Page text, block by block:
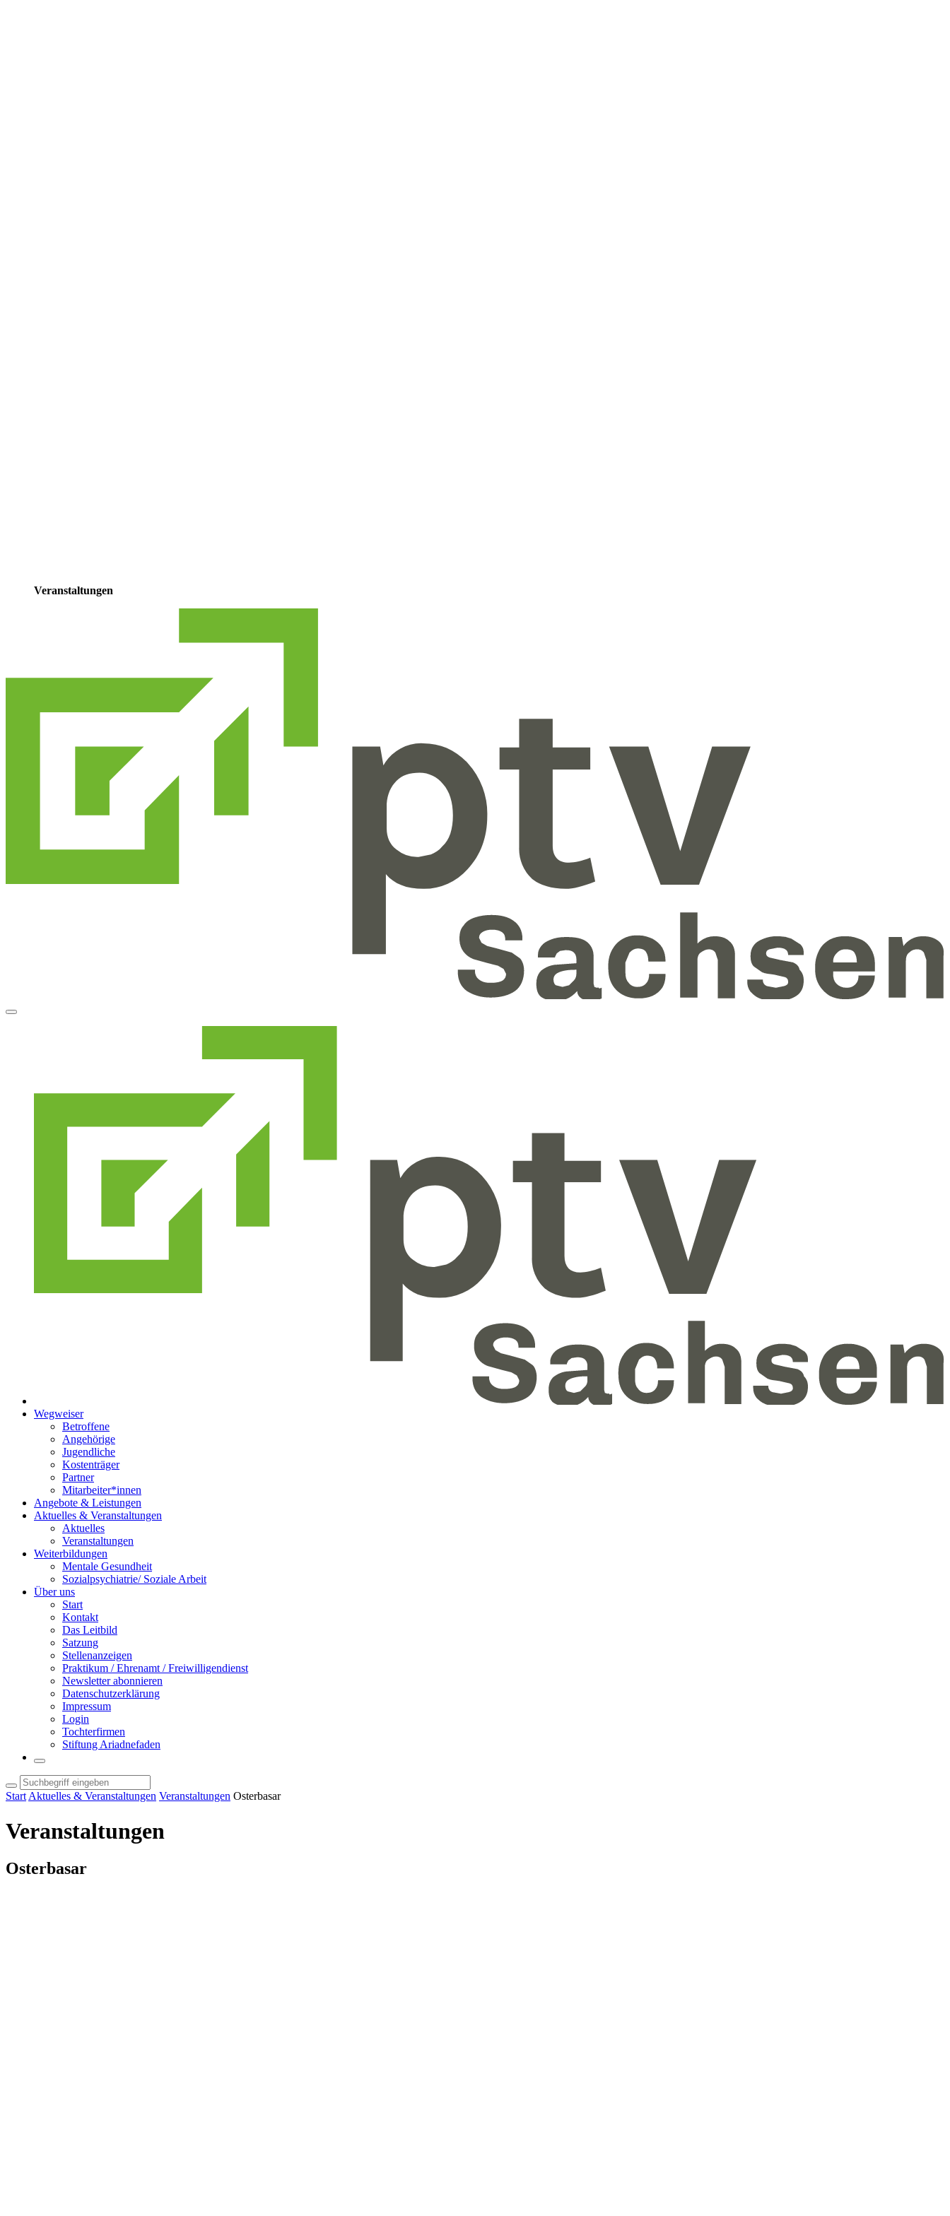
Veranstaltungen
Wegweiser
Betroffene
Angehörige
Jugendliche
Kostenträger
Partner
Mitarbeiter*innen
Angebote & Leistungen
Aktuelles & Veranstaltungen
Aktuelles
Veranstaltungen
Weiterbildungen
Mentale Gesundheit
Sozialpsychiatrie/ Soziale Arbeit
Über uns
Start
Kontakt
Das Leitbild
Satzung
Stellenanzeigen
Praktikum / Ehrenamt / Freiwilligendienst
Newsletter abonnieren
Datenschutzerklärung
Impressum
Login
Tochterfirmen
Stiftung Ariadnefaden
Start Aktuelles & Veranstaltungen Veranstaltungen Osterbasar
Veranstaltungen
Osterbasar